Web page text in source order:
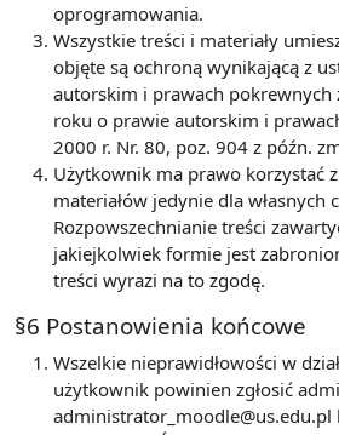
oprogramowania.
Wszystkie treści i materiały
objęte są ochroną wynikającą z
autorskim i prawach pokrewnych
roku o prawie autorskim i
2000 r. Nr. 80, poz. 904 z późn.
Użytkownik ma prawo korzystać
materiałów jedynie dla własnych
Rozpowszechnianie treści
jakiejkolwiek formie jest
treści wyrazi na to zgodę.
§6 Postanowienia końcowe
Wszelkie nieprawidłowości w
użytkownik powinien zgłosić
administrator_moodle@us.edu.pl